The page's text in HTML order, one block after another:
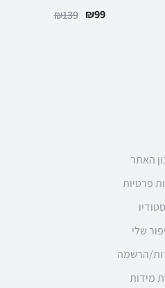
₪139 ₪99
האתר
פרטיות
שלי
הרשמה
מידות